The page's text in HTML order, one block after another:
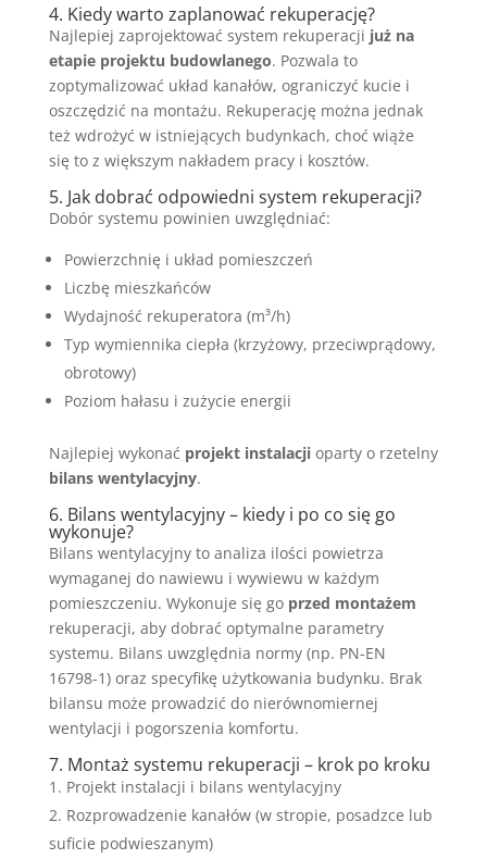
4. Kiedy warto zaplanować rekuperację?
Najlepiej zaprojektować system rekuperacji już na
etapie projektu budowlanego. Pozwala to
zoptymalizować układ kanałów, ograniczyć kucie i
oszczędzić na montażu. Rekuperację można jednak
też wdrożyć w istniejących budynkach, choć wiąże
się to z większym nakładem pracy i kosztów.
5. Jak dobrać odpowiedni system rekuperacji?
Dobór systemu powinien uwzględniać:
Powierzchnię i układ pomieszczeń
Liczbę mieszkańców
Wydajność rekuperatora (m³/h)
Typ wymiennika ciepła (krzyżowy, przeciwprądowy,
obrotowy)
Poziom hałasu i zużycie energii
Najlepiej wykonać projekt instalacjioparty o rzetelny
bilans wentylacyjny.
6. Bilans wentylacyjny – kiedy i po co się go
wykonuje?
Bilans wentylacyjny to analiza ilości powietrza
wymaganej do nawiewu i wywiewu w każdym
pomieszczeniu. Wykonuje się go przed montażem
rekuperacji, aby dobrać optymalne parametry
systemu. Bilans uwzględnia normy (np. PN-EN
16798-1) oraz specyfikę użytkowania budynku. Brak
bilansu może prowadzić do nierównomiernej
wentylacji i pogorszenia komfortu.
7. Montaż systemu rekuperacji – krok po kroku
Projekt instalacji i bilans wentylacyjny
Rozprowadzenie kanałów (w stropie, posadzce lub
suficie podwieszanym)